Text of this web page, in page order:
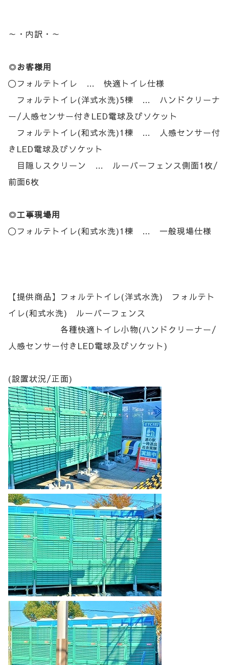
～・内訳・～
◎お客様用
〇フォルテトイレ … 快適トイレ仕様
フォルテトイレ(洋式水洗)5棟 … ハンドクリーナ
ー/人感センサー付きLED電球及びソケット
フォルテトイレ(和式水洗)1棟 … 人感センサー付
きLED電球及びソケット
目隠しスクリーン … ルーバーフェンス側面1枚/
前面6枚
◎工事現場用
〇フォルテトイレ(和式水洗)1棟 … 一般現場仕様
【提供商品】フォルテトイレ(洋式水洗) フォルテト
イレ(和式水洗) ルーバーフェンス
各種快適トイレ小物(ハンドクリーナー/
人感センサー付きLED電球及びソケット)
(設置状況/正面)